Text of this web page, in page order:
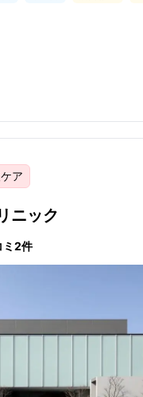
ア
ニック
2件